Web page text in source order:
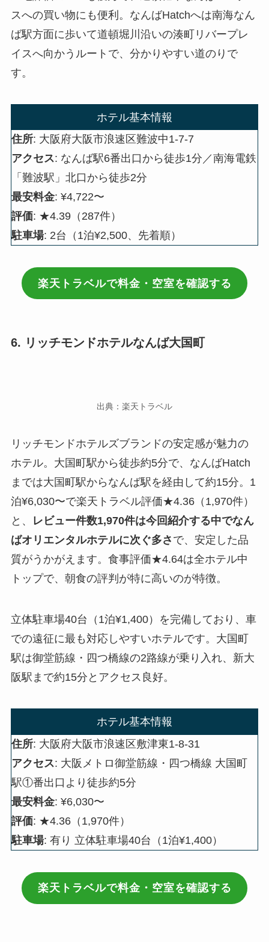
スへの買い物にも便利。なんばHatchへは南海なん
ば駅方面に歩いて道頓堀川沿いの湊町リバープレ
イスへ向かうルートで、分かりやすい道のりで
す。
ホテル基本情報
住所: 大阪府大阪市浪速区難波中1-7-7
アクセス: なんば駅6番出口から徒歩1分／南海電鉄
「難波駅」北口から徒歩2分
最安料金: ¥4,722〜
評価: ★4.39（287件）
駐車場: 2台（1泊¥2,500、先着順）
楽天トラベルで料金・空室を確認する
6. リッチモンドホテルなんば大国町
出典：楽天トラベル
リッチモンドホテルズブランドの安定感が魅力の
ホテル。大国町駅から徒歩約5分で、なんばHatch
までは大国町駅からなんば駅を経由して約15分。1
泊¥6,030〜で楽天トラベル評価★4.36（1,970件）
と、
レビュー件数1,970件は今回紹介する中でなん
ばオリエンタルホテルに次ぐ多さ で、安定した品
質がうかがえます。食事評価★4.64は全ホテル中
トップで、朝食の評判が特に高いのが特徴。
立体駐車場40台（1泊¥1,400）を完備しており、車
での遠征に最も対応しやすいホテルです。大国町
駅は御堂筋線・四つ橋線の2路線が乗り入れ、新大
阪駅まで約15分とアクセス良好。
ホテル基本情報
住所: 大阪府大阪市浪速区敷津東1-8-31
アクセス: 大阪メトロ御堂筋線・四つ橋線 大国町
駅①番出口より徒歩約5分
最安料金: ¥6,030〜
評価: ★4.36（1,970件）
駐車場: 有り 立体駐車場40台（1泊¥1,400）
楽天トラベルで料金・空室を確認する